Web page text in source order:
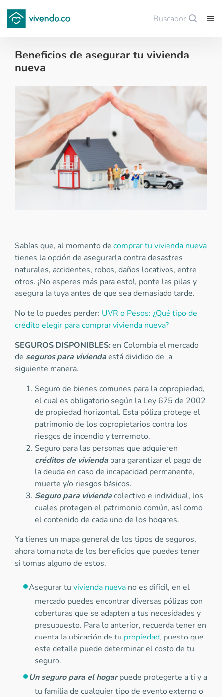
Buscador
Beneficios de asegurar tu vivienda
nueva
Tips para comprar vivienda nueva - 2023-09-19
Sabías que, al momento de comprar tu vivienda nueva
tienes la opción de asegurarla contra desastres
naturales, accidentes, robos, daños locativos, entre
otros. ¡No esperes más para esto!, ponte las pilas y
asegura la tuya antes de que sea demasiado tarde.
No te lo puedes perder: UVR o Pesos: ¿Qué tipo de
crédito elegir para comprar vivienda nueva?
SEGUROS DISPONIBLES:en Colombia el mercado
de seguros para viviendaestá dividido de la
siguiente manera.
Seguro de bienes comunes para la copropiedad,
el cual es obligatorio según la Ley 675 de 2002
de propiedad horizontal. Esta póliza protege el
patrimonio de los copropietarios contra los
riesgos de incendio y terremoto.
Seguro para las personas que adquieren
créditos de vivienda para garantizar el pago de
la deuda en caso de incapacidad permanente,
muerte y/o riesgos básicos.
Seguro para viviendacolectivo e individual, los
cuales protegen el patrimonio común, así como
el contenido de cada uno de los hogares.
Ya tienes un mapa general de los tipos de seguros,
ahora toma nota de los beneficios que puedes tener
si tomas alguno de estos.
Asegurar tu vivienda nueva no es difícil, en el
mercado puedes encontrar diversas pólizas con
coberturas que se adapten a tus necesidades y
presupuesto. Para lo anterior, recuerda tener en
cuenta la ubicación de tu propiedad, puesto que
este detalle puede determinar el costo de tu
seguro.
Un seguro para el hogarpuede protegerte a ti y a
tu familia de cualquier tipo de evento externo o
Guardar